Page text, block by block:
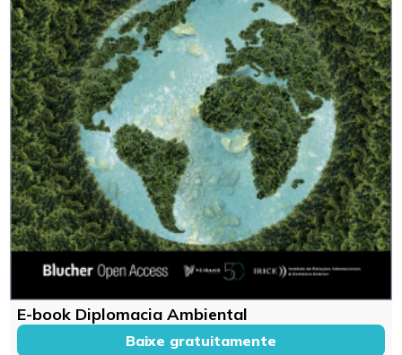
E-book Diplomacia Ambiental
Baixe gratuitamente